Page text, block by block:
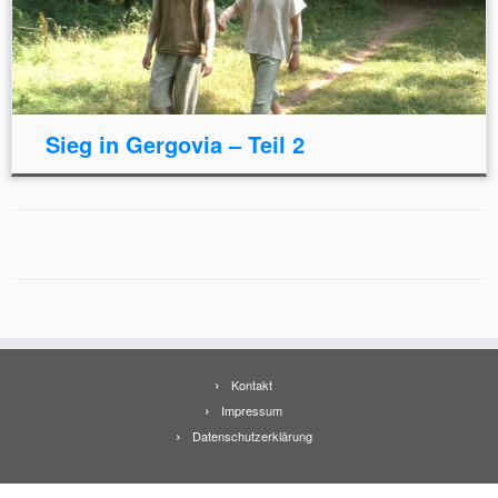
Sieg in Gergovia – Teil 2
Kontakt
Impressum
Datenschutzerklärung